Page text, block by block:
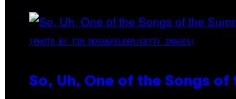
(PHOTO BY TIM MOSENFELDER/GETTY IMAGES)
So, Uh, One of the Songs